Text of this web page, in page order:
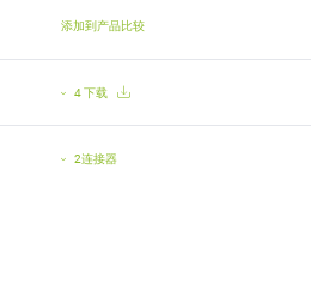
添加到产品比较
4 下载
2连接器